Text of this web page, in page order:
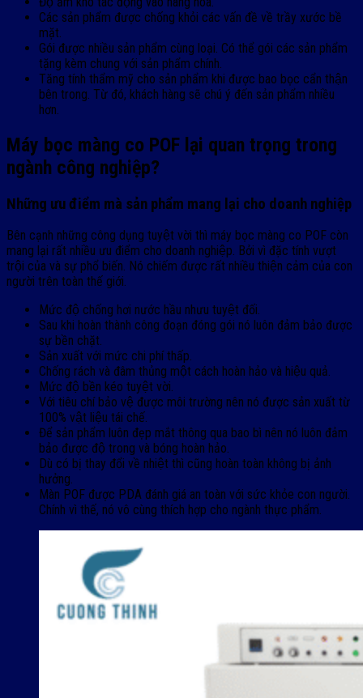
Các sản phẩm được chống khỏi các vấn đề về trầy xước bề
mặt.
Gói được nhiều sản phẩm cùng loại. Có thể gói các sản phẩm
tặng kèm chung với sản phẩm chính.
Tăng tính thẩm mỹ cho sản phẩm khi được bao bọc cẩn thận
bên trong. Từ đó, khách hàng sẽ chú ý đến sản phẩm nhiều
hơn.
Máy bọc màng co POF lại quan trọng trong
ngành công nghiệp?
Những ưu điểm mà sản phẩm mang lại cho doanh nghiệp
Bên cạnh những công dụng tuyệt vời thì máy bọc màng co POF còn
mang lại rất nhiều ưu điểm cho doanh nghiệp. Bởi vì đặc tính vượt
trội của và sự phổ biến. Nó chiếm được rất nhiều thiện cảm của con
người trên toàn thế giới.
Mức độ chống hơi nước hầu nhưu tuyệt đối.
Sau khi hoàn thành công đoạn đóng gói nó luôn đảm bảo được
sự bền chặt.
Sản xuất với mức chi phí thấp.
Chống rách và đâm thủng một cách hoàn hảo và hiệu quả.
Mức độ bền kéo tuyệt vời.
Với tiêu chí bảo vệ được môi trường nên nó được sản xuất từ
100% vật liệu tái chế.
Để sản phẩm luôn đẹp mắt thông qua bao bì nên nó luôn đảm
bảo được độ trong và bóng hoàn hảo.
Dù có bị thay đổi về nhiệt thì cũng hoàn toàn không bị ảnh
hưởng.
Màn POF được PDA đánh giá an toàn với sức khỏe con người.
Chính vì thế, nó vô cùng thích hợp cho ngành thực phẩm.